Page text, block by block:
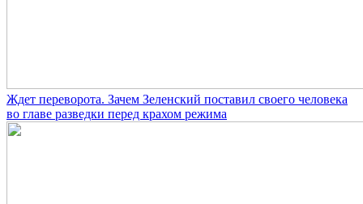
Ждет переворота. Зачем Зеленский поставил своего человека
во главе разведки перед крахом режима